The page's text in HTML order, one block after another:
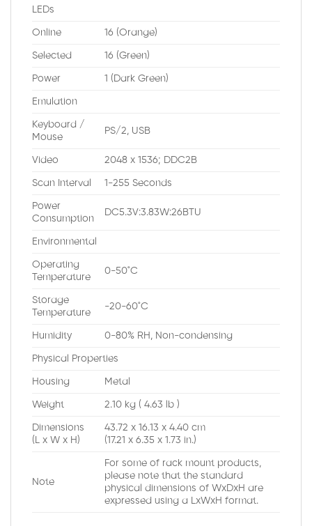
LEDs
Online 16 (Orange)
Selected 16 (Green)
Power 1 (Dark Green)
Emulation
Keyboard /
Mouse
PS/2, USB
Video 2048 x 1536; DDC2B
Scan Interval 1-255 Seconds
Power
Consumption
DC5.3V:3.83W:26BTU
Environmental
Operating
Temperature
0-50˚C
Storage
Temperature
-20-60˚C
Humidity 0-80% RH, Non-condensing
Physical Properties
Housing Metal
Weight 2.10 kg ( 4.63 lb )
Dimensions
(L x W x H)
43.72 x 16.13 x 4.40 cm
(17.21 x 6.35 x 1.73 in.)
Note
For some of rack mount products,
please note that the standard
physical dimensions of WxDxH are
expressed using a LxWxH format.